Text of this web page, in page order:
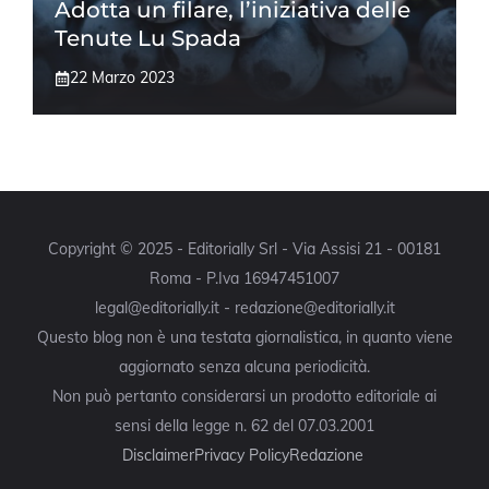
Adotta un filare, l’iniziativa delle
Tenute Lu Spada
22 Marzo 2023
Copyright © 2025 - Editorially Srl - Via Assisi 21 - 00181
Roma - P.Iva 16947451007
legal@editorially.it - redazione@editorially.it
Questo blog non è una testata giornalistica, in quanto viene
aggiornato senza alcuna periodicità.
Non può pertanto considerarsi un prodotto editoriale ai
sensi della legge n. 62 del 07.03.2001
DisclaimerPrivacy PolicyRedazione